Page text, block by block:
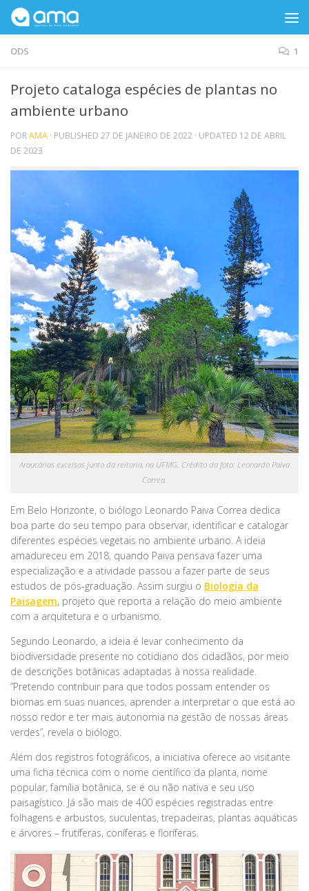
Skip to content
ODS 1
Projeto cataloga espécies de plantas no
ambiente urbano
PORAMA · PUBLISHED 27 DE JANEIRO DE 2022 · UPDATED 12 DE ABRIL
DE 2023
Araucárias excelsas junto da reitoria, na UFMG. Crédito da foto: Leonardo Paiva
Correa.
Em Belo Horizonte, o biólogo Leonardo Paiva Correa dedica
boa parte do seu tempo para observar, identificar e catalogar
diferentes espécies vegetais no ambiente urbano. A ideia
amadureceu em 2018, quando Paiva pensava fazer uma
especialização e a atividade passou a fazer parte de seus
estudos de pós-graduação. Assim surgiu o Biologia da
Paisagem, projeto que reporta a relação do meio ambiente
com a arquitetura e o urbanismo.
Segundo Leonardo, a ideia é levar conhecimento da
biodiversidade presente no cotidiano dos cidadãos, por meio
de descrições botânicas adaptadas à nossa realidade.
“Pretendo contribuir para que todos possam entender os
biomas em suas nuances, aprender a interpretar o que está ao
nosso redor e ter mais autonomia na gestão de nossas áreas
verdes”, revela o biólogo.
Além dos registros fotográficos, a iniciativa oferece ao visitante
uma ficha técnica com o nome científico da planta, nome
popular, família botânica, se é ou não nativa e seu uso
paisagístico. Já são mais de 400 espécies registradas entre
folhagens e arbustos, suculentas, trepadeiras, plantas aquáticas
e árvores – frutíferas, coníferas e floríferas.